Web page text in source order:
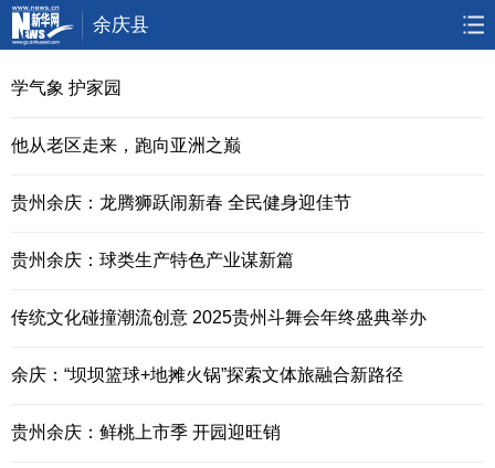
余庆县
首页
廉政 乡村振兴
视频 直播 访谈
无人机
学气象 护家园
他从老区走来，跑向亚洲之巅
贵州余庆：龙腾狮跃闹新春 全民健身迎佳节
贵州余庆：球类生产特色产业谋新篇
传统文化碰撞潮流创意 2025贵州斗舞会年终盛典举办
余庆：“坝坝篮球+地摊火锅”探索文体旅融合新路径
贵州余庆：鲜桃上市季 开园迎旺销